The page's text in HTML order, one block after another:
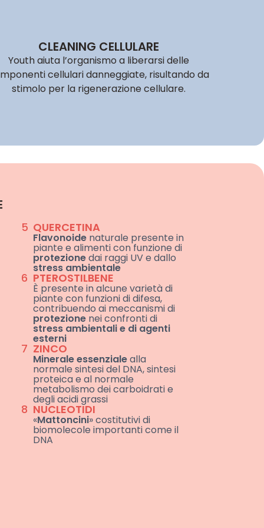
CLEANING CELLULARE
Youth aiuta l’organismo a liberarsi delle
cellulari danneggiate, risultando da
stimolo per la rigenerazione cellulare.
5 QUERCETINA
Flavonoide naturale presente in
piante e alimenti con funzione di
protezionedai raggi UV e dallo
stress ambientale
6 PTEROSTILBENE
È presente in alcune varietà di
piante con funzioni di difesa,
contribuendo ai meccanismi di
protezione nei confronti di
stress ambientali e di agenti
esterni
7 ZINCO
Minerale essenzialealla
normale sintesi del DNA, sintesi
proteica e al normale
metabolismo dei carboidrati e
degli acidi grassi
8 NUCLEOTIDI
«Mattoncini» costitutivi di
biomolecole importanti come il
DNA